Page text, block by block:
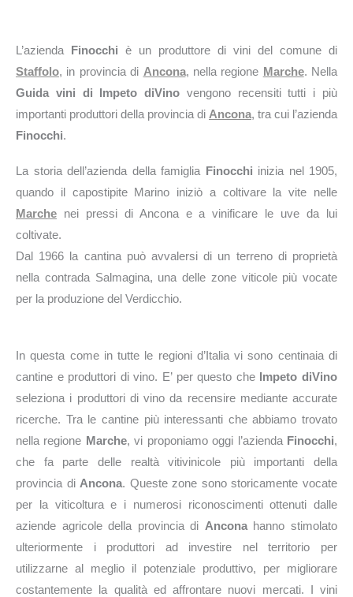
L’azienda Finocchi è un produttore di vini del comune di
Staffolo, in provincia di Ancona, nella regione Marche. Nella
Guida vini di Impeto diVino vengono recensiti tutti i più
importanti produttori della provincia di Ancona, tra cui l’azienda
Finocchi.
La storia dell’azienda della famiglia Finocchi inizia nel 1905,
quando il capostipite Marino iniziò a coltivare la vite nelle
Marche nei pressi di Ancona e a vinificare le uve da lui
coltivate.
Dal 1966 la cantina può avvalersi di un terreno di proprietà
nella contrada Salmagina, una delle zone viticole più vocate
per la produzione del Verdicchio.
In questa come in tutte le regioni d’Italia vi sono centinaia di
cantine e produttori di vino. E’ per questo che Impeto diVino
seleziona i produttori di vino da recensire mediante accurate
ricerche. Tra le cantine più interessanti che abbiamo trovato
nella regione Marche, vi proponiamo oggi l’azienda Finocchi,
che fa parte delle realtà vitivinicole più importanti della
provincia di Ancona. Queste zone sono storicamente vocate
per la viticoltura e i numerosi riconoscimenti ottenuti dalle
aziende agricole della provincia di Anconahanno stimolato
ulteriormente i produttori ad investire nel territorio per
utilizzarne al meglio il potenziale produttivo, per migliorare
costantemente la qualità ed affrontare nuovi mercati. I vini